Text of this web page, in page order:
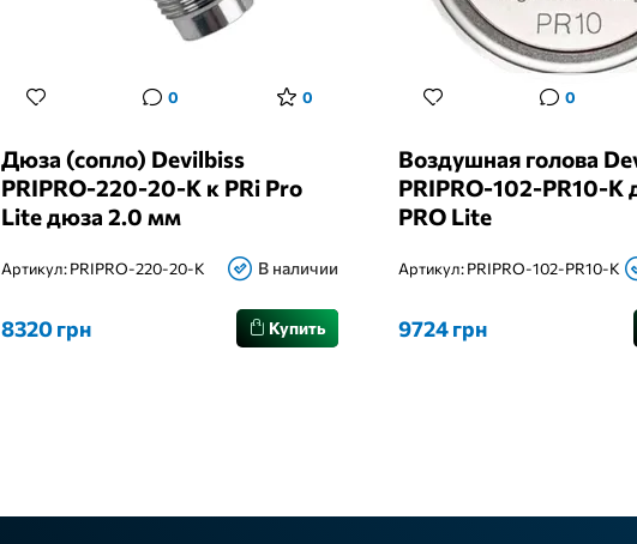
0 0
Дюза (сопло) Devilbiss
PRIPRO-220-20-K к PRi Pro
Lite дюза 2.0 мм
Артикул:PRIPRO-220-20-K В наличии
8320 грн Купить
0
Воздушная голова
PRIPRO-102-PR10-K
PRO Lite
Артикул:PRIPRO-102-PR10-K
9724 грн